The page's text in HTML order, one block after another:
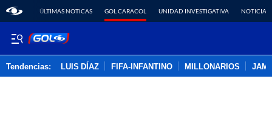
ÚLTIMAS NOTICAS GOL CARACOL UNIDAD INVESTIGATIVA NOTICIAS
Tendencias: LUIS DÍAZ FIFA-INFANTINO MILLONARIOS